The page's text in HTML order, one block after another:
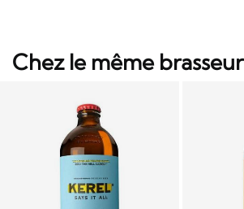
Chez le même brasseur